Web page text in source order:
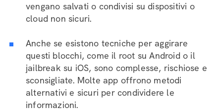
vengano salvati o condivisi su dispositivi o
cloud non sicuri.
Anche se esistono tecniche per aggirare
questi blocchi, come il root su Android o il
jailbreak su iOS, sono complesse, rischiose e
sconsigliate. Molte app offrono metodi
alternativi e sicuri per condividere le
informazioni.